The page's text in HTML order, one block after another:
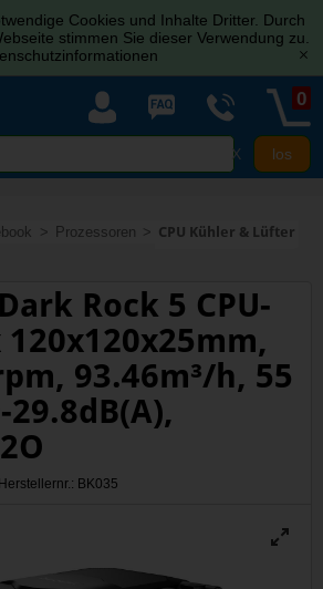
Cookies und Inhalte Dritter. Durch
stimmen Sie dieser Verwendung zu.
[x]
X
0
Prozessoren CPU Kühler & Lüfter
Rock 5 CPU-
93.46m³/h, 55
29.8dB(A),
BK035